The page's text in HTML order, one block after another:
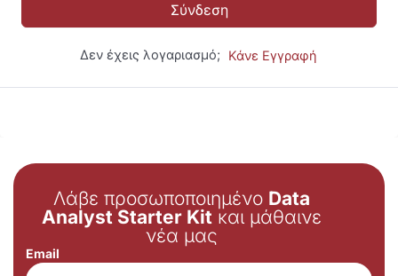
Σύνδεση
Δεν έχεις λογαριασμό; Κάνε Εγγραφή
Λάβε προσωποποιημένο Data
Analyst Starter Kit και μάθαινε
νέα μας
Email